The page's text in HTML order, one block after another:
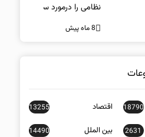
را درمورد سد النهضه
18790 اقتصاد 13255
2631 بین الملل 14490